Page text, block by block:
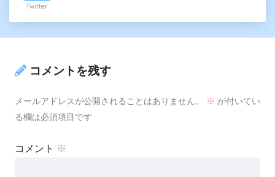
Twitter
コメントを残す
メールアドレスが公開されることはありません。 ※ が付いてい
る欄は必須項目です
コメント ※